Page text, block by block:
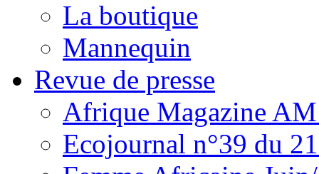
La boutique
Mannequin
Revue de presse
Afrique Magazine
Ecojournal n°39 du